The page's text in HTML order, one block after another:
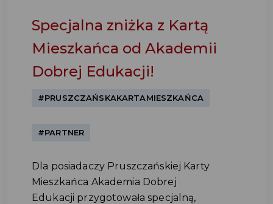
Specjalna zniżka z Kartą
Mieszkańca od Akademii
Dobrej Edukacji!
#PRUSZCZAŃSKAKARTAMIESZKAŃCA
#PARTNER
Dla posiadaczy Pruszczańskiej Karty
Mieszkańca Akademia Dobrej
Edukacji przygotowała specjalną,